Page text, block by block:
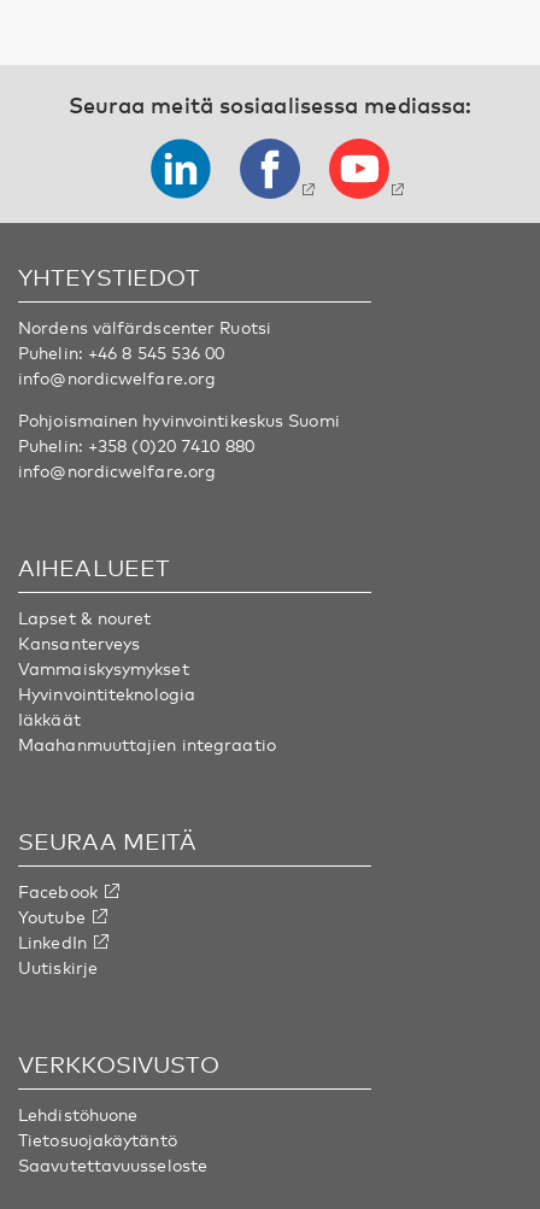
Seuraa meitä sosiaalisessa mediassa:
YHTEYSTIEDOT
Nordens välfärdscenter Ruotsi
Puhelin: +46 8 545 536 00
info@nordicwelfare.org
Pohjoismainen hyvinvointikeskus Suomi
Puhelin: +358 (0)20 7410 880
info@nordicwelfare.org
AIHEALUEET
Lapset & nouret
Kansanterveys
Vammaiskysymykset
Hyvinvointiteknologia
Iäkkäät
Maahanmuuttajien integraatio
SEURAA MEITÄ
Facebook
Youtube
LinkedIn
Uutiskirje
VERKKOSIVUSTO
Lehdistöhuone
Tietosuojakäytäntö
Saavutettavuusseloste